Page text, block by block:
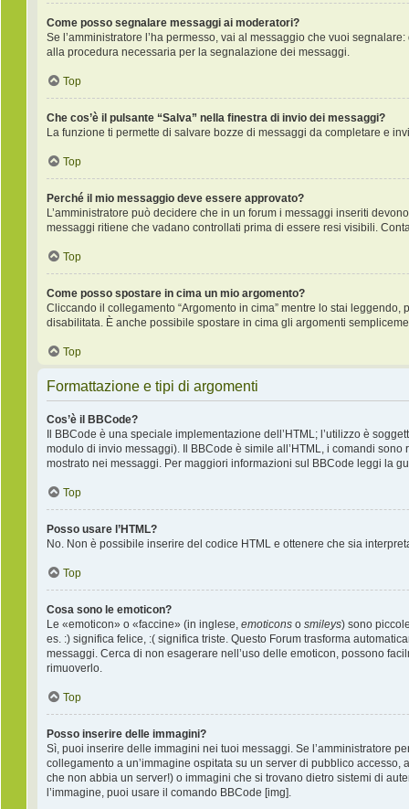
Come posso segnalare messaggi ai moderatori?
Se l’amministratore l’ha permesso, vai al messaggio che vuoi
alla procedura necessaria per la segnalazione dei messaggi.
Top
Che cos’è il pulsante “Salva” nella finestra di invio dei messaggi?
La funzione ti permette di salvare bozze di messaggi da completare e
Top
Perché il mio messaggio deve essere approvato?
L’amministratore può decidere che in un forum i messaggi inseriti
messaggi ritiene che vadano controllati prima di essere resi visibili.
Top
Come posso spostare in cima un mio argomento?
Cliccando il collegamento “Argomento in cima” mentre lo stai
disabilitata. È anche possibile spostare in cima gli argomenti
Top
Formattazione e tipi di argomenti
Cos’è il BBCode?
Il BBCode è una speciale implementazione dell’HTML; l’utilizzo è
modulo di invio messaggi). Il BBCode è simile all’HTML, i comandi
mostrato nei messaggi. Per maggiori informazioni sul BBCode leggi la
Top
Posso usare l’HTML?
No. Non è possibile inserire del codice HTML e ottenere che sia
Top
Cosa sono le emoticon?
Le «emoticon» o «faccine» (in inglese, emoticons o smileys) sono
es. :) significa felice, :( significa triste. Questo Forum trasforma
messaggi. Cerca di non esagerare nell’uso delle emoticon, possono
rimuoverlo.
Top
Posso inserire delle immagini?
Sì, puoi inserire delle immagini nei tuoi messaggi. Se l’amministratore
collegamento a un’immagine ospitata su un server di pubblico
che non abbia un server!) o immagini che si trovano dietro sistemi di
l’immagine, puoi usare il comando BBCode [img].